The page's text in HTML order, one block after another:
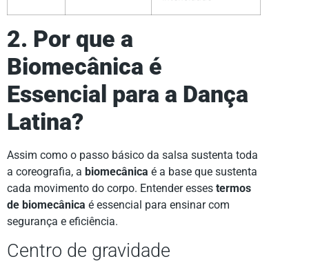
2. Por que a
Biomecânica é
Essencial para a Dança
Latina?
Assim como o passo básico da salsa sustenta toda
a coreografia, a biomecânica é a base que sustenta
cada movimento do corpo. Entender esses termos
de biomecânica é essencial para ensinar com
segurança e eficiência.
Centro de gravidade